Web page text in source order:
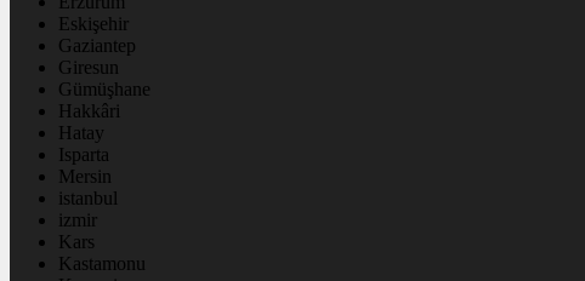
Eskişehir
Gaziantep
Giresun
Gümüşhane
Hakkâri
Hatay
Isparta
Mersin
istanbul
izmir
Kars
Kastamonu